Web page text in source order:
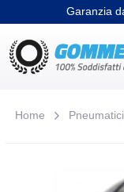
Home Pneumatici